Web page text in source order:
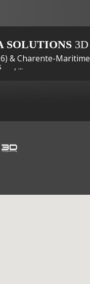
SOLUTIONS 3D
& Charente-
, ...